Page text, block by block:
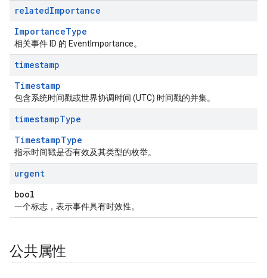
relatedImportance
ImportanceType
相关事件 ID 的 EventImportance。
timestamp
Timestamp
包含系统时间戳或世界协调时间 (UTC) 时间戳的并集。
timestampType
TimestampType
指示时间戳是否有效及其类型的枚举。
urgent
bool
一个标志，表示事件具有时效性。
公共属性